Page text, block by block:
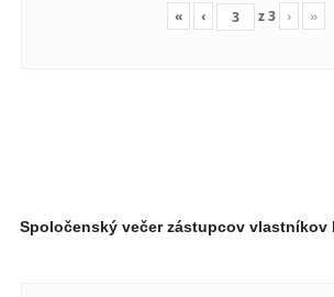
« ‹ z3 › »
Spoločenský večer zástupcov vlastníkov